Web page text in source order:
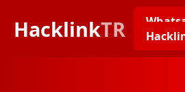
HacklinkTR